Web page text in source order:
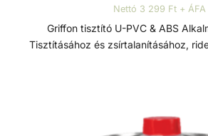
Nettó 3 299 Ft + ÁFA
Griffon tisztító U-PVC & ABS Alkalmazási terület:
Tisztításához és zsírtalanításához,